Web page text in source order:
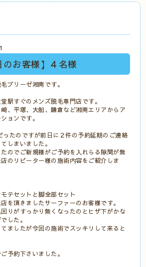
お客様】４名様
ブリーゼ湘南です。
駅すぐのメンズ脱毛専門店です。
、平塚、大船、鎌倉など湘南エリアからア
ョンです。
たのですが前日に２件の予約延期のご連絡
しまいました。
のでご新規様がご予約を入れらる隙間が無
のリピーター様の施術内容をご紹介しま
テセットと脚全部セット
を頂きましたサーファーのお客様です。
りがすっかり無くなったのとヒザ下がかな
した。
ましたが今回の施術でスッキリして来ると
予約下さいました。